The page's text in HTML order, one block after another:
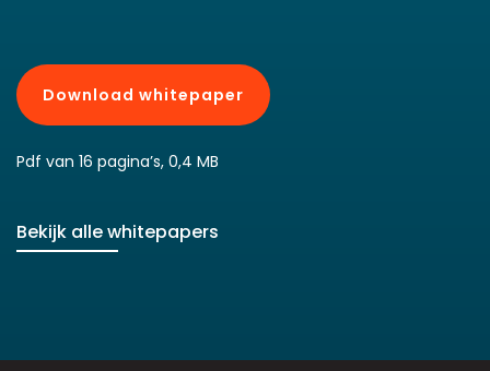
Download whitepaper
Pdf van 16 pagina’s, 0,4 MB
Bekijk alle whitepapers